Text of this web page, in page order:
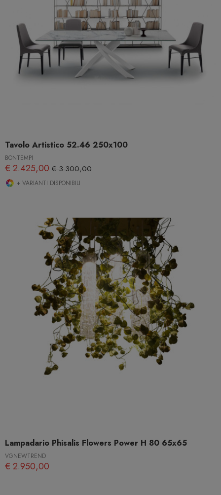
Tavolo Artistico 52.46 250x100
BONTEMPI
€ 2.425,00 € 3.300,00
+ VARIANTI DISPONIBILI
Lampadario Phisalis Flowers Power H 80 65x65
VGNEWTREND
€ 2.950,00